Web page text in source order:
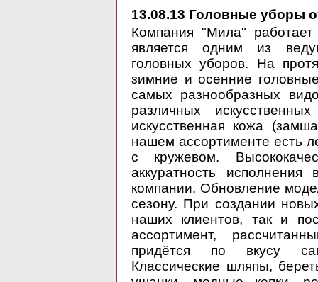
13.08.13 Головные уборы
Компания "Мила"
является одним из
головных уборов. На
зимние и осенние
самых разнообразных
различных
искусственная кожа
нашем ассортименте есть
с кружевом.
аккуратность
компании. Обновление
сезону. При создании
наших клиентов, так и
ассортимент,
придётся по вкусу
Классические шляпы,